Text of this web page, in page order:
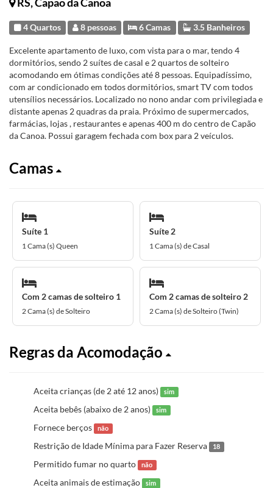
4 Quartos 8 pessoas 6 Camas 3.5 Banheiros
Excelente apartamento de luxo, com vista para o mar, tendo 4
dormitórios, sendo 2 suítes de casal e 2 quartos de solteiro
acomodando em ótimas condições até 8 pessoas. Equipadíssimo,
com ar condicionado em todos dormitórios, smart TV com todos
utensílios necessários. Localizado no nono andar com privilegiada e
distante apenas 2 quadras da praia. Próximo de supermercados,
farmácias, lojas , restaurantes e apenas 400 m do centro de Capão
da Canoa. Possui garagem fechada com box para 2 veículos.
Camas
Suíte 1
1 Cama (s) Queen
Suíte 2
1 Cama (s) de Casal
Com 2 camas de solteiro 1
2 Cama (s) de Solteiro
Com 2 camas de solteiro 2
2 Cama (s) de Solteiro (Twin)
Regras da Acomodação
Aceita crianças (de 2 até 12 anos) sim
Aceita bebês (abaixo de 2 anos) sim
Fornece berços não
Restrição de Idade Mínima para Fazer Reserva 18
Permitido fumar no quarto não
Aceita animais de estimação sim